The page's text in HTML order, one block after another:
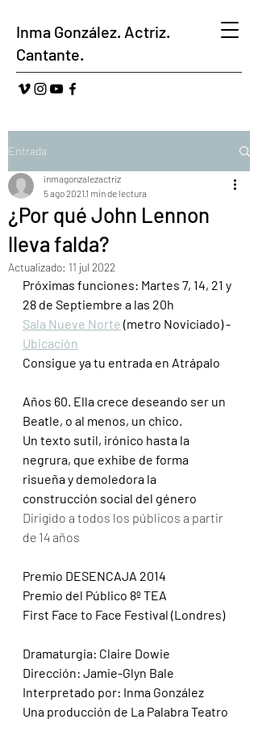
Inma González. Actriz.
Cantante.
Entrada
¿Por qué John Lennon
lleva falda?
inmagonzalezactriz
5 ago 2021 1 min de lectura
Actualizado: 11 jul 2022
Próximas funciones: Martes 7, 14, 21 y
28 de Septiembre a las 20h
Sala Nueve Norte (metro Noviciado) -
Ubicación
Consigue ya tu entrada en Atrápalo
Años 60. Ella crece deseando ser un
Beatle, o al menos, un chico.
Un texto sutil, irónico hasta la
negrura, que exhibe de forma
risueña y demoledora la
construcción social del género
Dirigido a todos los públicos a partir
de 14 años
Premio DESENCAJA 2014
Premio del Público 8º TEA
First Face to Face Festival (Londres)
Dramaturgia: Claire Dowie
Dirección: Jamie-Glyn Bale
Interpretado por: Inma González
Una producción de La Palabra Teatro